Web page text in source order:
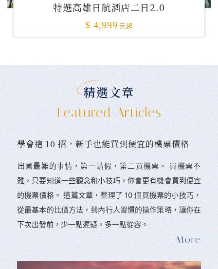
特選高雄日航酒店二日2.0
$ 4,999 元起
精選文章
Featured Articles
學會這 10 招，新手也能買到便宜的機票價格
󠀠出國最難的事情，第一請假，第二買機票。 󠀠買機票不
難，只要知道一些觀念和小技巧，你會更有機會買到便宜
的機票價格。 這篇文章，整理了 10 個買機票的小技巧，
從最基本的比價方法，到內行人習慣的操作策略，讓你在
下次出發前，少一點遲疑，多一點從容。